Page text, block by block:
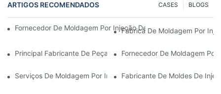
ARTIGOS RECOMENDADOS BLOGS
CASES
Fornecedor De Moldagem Por Injeção De Plástico Com Ampla
Fábrica De Moldagem Por
Principal Fabricante De Peças Plásticas Para Os Setores
Fornecedor De Moldagem
Serviços De Moldagem Por Injeção De Plástico Para Indústrias
Fabricante De Moldes De